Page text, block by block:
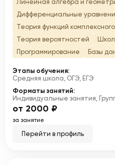
Линейная алгебра и
Дифференциальные
Теория функций
Теория вероятностей
Программирование
Базы
Этапы обучения:
Средняя школа, ОГЭ, ЕГЭ
Форматы занятий:
Индивидуальные занятия,
от 2000 ₽
за занятие
Перейти в профиль